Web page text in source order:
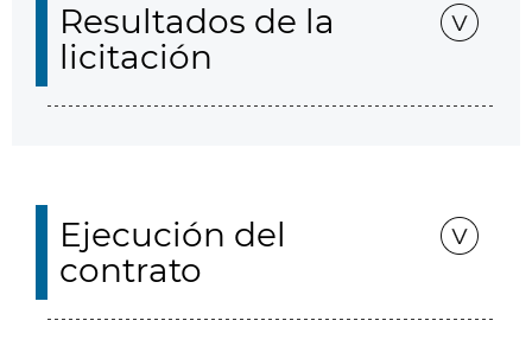
Resultados de la
licitación
Ejecución del
contrato